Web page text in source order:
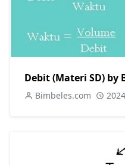
Debit (Materi SD) by
Bimbeles.com